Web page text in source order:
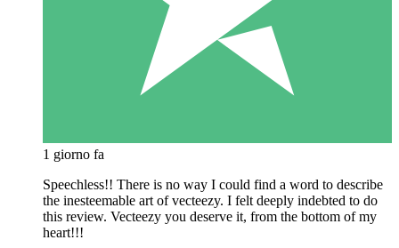
1 giorno fa
Speechless!! There is no way I could find a word to describe
the inesteemable art of vecteezy. I felt deeply indebted to do
this review. Vecteezy you deserve it, from the bottom of my
heart!!!